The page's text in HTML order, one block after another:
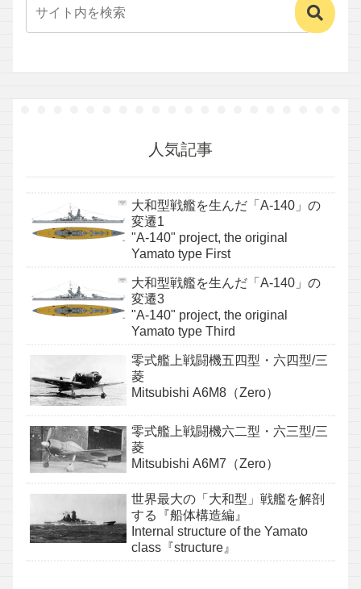
人気記事
大和型戦艦を生んだ「A-140」の
変遷1
"A-140" project, the original
Yamato type First
大和型戦艦を生んだ「A-140」の
変遷3
"A-140" project, the original
Yamato type Third
零式艦上戦闘機五四型・六四型/三
菱
Mitsubishi A6M8（Zero）
零式艦上戦闘機六二型・六三型/三
菱
Mitsubishi A6M7（Zero）
世界最大の「大和型」戦艦を解剖
する『船体構造編』
Internal structure of the Yamato
class『structure』